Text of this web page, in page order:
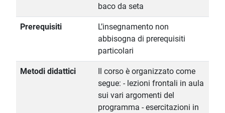
baco da seta
Prerequisiti
L’insegnamento non
abbisogna di prerequisiti
particolari
Metodi didattici
Il corso è organizzato come
segue: - lezioni frontali in aula
sui vari argomenti del
programma - esercitazioni in